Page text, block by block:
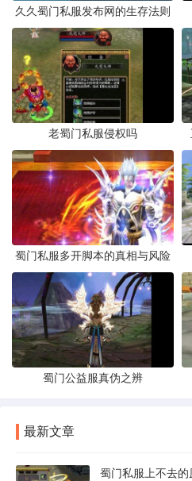
久久蜀门私服发布网的生存法则
老蜀门私服侵权吗
蜀门私服多开脚本的真相与风险
蜀门公益服真伪之辨
最新文章
蜀门私服上不去的